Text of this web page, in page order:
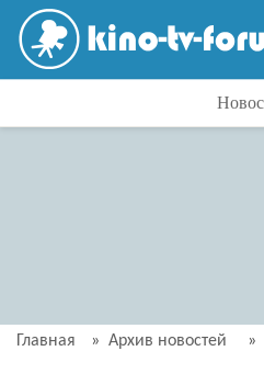
Главная » Архив новостей »